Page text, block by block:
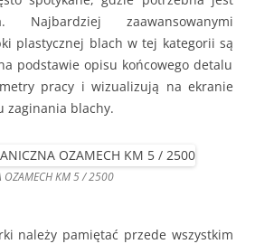
Najbardziej zaawansowanymi
plastycznej blach w tej kategorii są
podstawie opisu końcowego detalu
pracy i wizualizują na ekranie
zaginania blachy.
OZAMECH KM 5 / 2500
należy pamiętać przede wszystkim